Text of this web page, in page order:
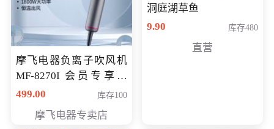
摩飞电器负离子吹风机
MF-8270I 会员专享价
369元
499.00 库存100
摩飞电器专卖店
洞庭湖草鱼
9.90
库存480
直营